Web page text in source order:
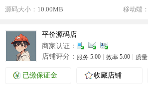
源码大小： 10.00MB 移动端：
平价源码店
商家认证：
店铺评分： 服务 5.00 效率 5.00 质量
已缴保证金 收藏店铺